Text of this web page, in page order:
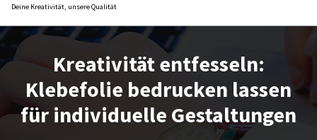
Deine Kreativität, unsere Qualität
Kreativität entfesseln:
Klebefolie bedrucken lassen
für individuelle Gestaltungen